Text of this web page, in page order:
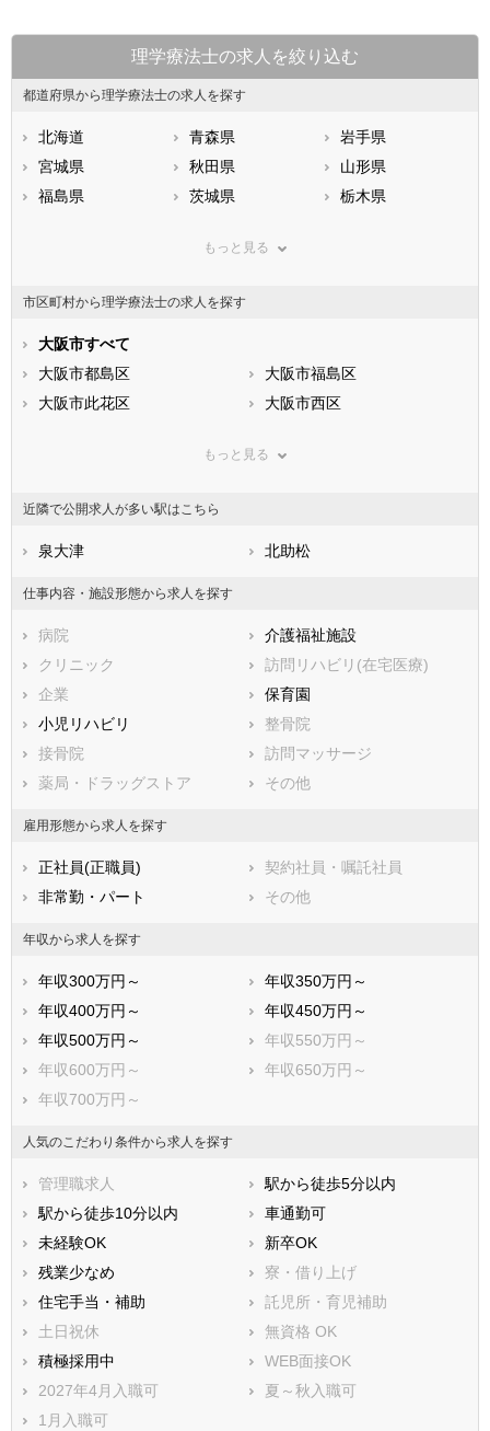
理学療法士の求人を絞り込む
都道府県から理学療法士の求人を探す
北海道 青森県
岩手県
宮城県
秋田県
山形県
福島県
茨城県
栃木県
神奈川県
石川県
福井県
静岡県
滋賀県
大阪府
兵庫県
和歌山県
山口県
福岡県
佐賀県
熊本県
もっと見る
市区町村から理学療法士の求人を探す
大阪市すべて
大阪市都島区
大阪市福島区
大阪市此花区
大阪市西区
大阪市浪速区
大阪市東成区
大阪市旭区
大阪市城東区
大阪市淀川区
大阪市鶴見区
大阪市住之江区
大阪市平野区
大阪市北区
大阪市中央区
堺市すべて
堺市堺区
堺市中区
堺市東区
堺市西区
堺市南区
市部
岸和田市
豊中市
池田市
貝塚市
守口市
枚方市
茨木市
八尾市
泉佐野市
富田林市
寝屋川市
河内長野市
大東市
箕面市
羽曳野市
門真市
摂津市
高石市
藤井寺市
東大阪市
泉南市
交野市
阪南市
三島郡島本町
豊能郡豊能町
豊能郡能勢町
泉北郡忠岡町
もっと見る
近隣で公開求人が多い駅はこちら
泉大津 北助松
仕事内容・施設形態から求人を探す
病院
介護福祉施設
クリニック
訪問リハビリ(在宅医療)
企業
保育園
小児リハビリ
整骨院
接骨院
訪問マッサージ
薬局・ドラッグストア
その他
雇用形態から求人を探す
正社員(正職員)
契約社員・嘱託社員
非常勤・パート
その他
年収から求人を探す
年収300万円～
年収350万円～
年収400万円～
年収450万円～
年収500万円～
年収550万円～
年収600万円～
年収650万円～
年収700万円～
人気のこだわり条件から求人を探す
管理職求人
駅から徒歩5分以内
駅から徒歩10分以内
車通勤可
未経験OK
新卒OK
残業少なめ
寮・借り上げ
住宅手当・補助
託児所・育児補助
土日祝休
無資格 OK
積極採用中
WEB面接OK
2027年4月入職可
夏～秋入職可
1月入職可